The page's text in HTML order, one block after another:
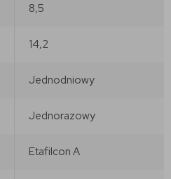
8,5
14,2
Jednodniowy
Jednorazowy
Etafilcon A